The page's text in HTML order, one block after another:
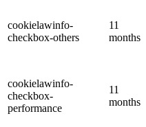
cookielawinfo-
checkbox-others
11
months
cookielawinfo-
checkbox-
performance
11
months